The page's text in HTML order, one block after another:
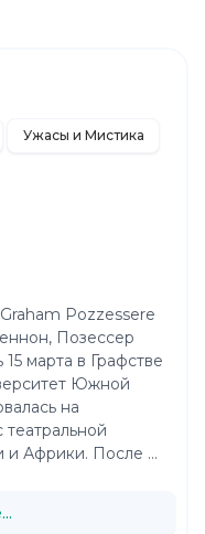
Ужасы и Мистика
Pozzessere
Позессер
марта в Графстве
Южной
на
театральной
и Африки. После ...